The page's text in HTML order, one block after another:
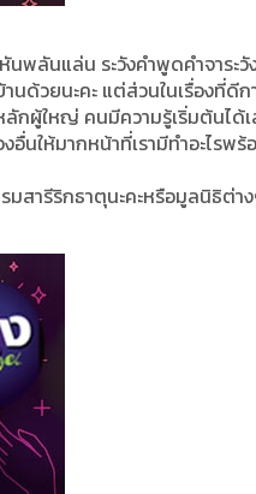
พลันแล่น ระวังคำพูดคำจาระวั
ด้วยนะคะ แต่ส่วนในเรื่องที่ดีก
ลักผู้ใหญ่ คนมีความรู้เริ่มต้นได้
นให้มากหน้าที่เรามีทำอะไรพร้
มสารีริกธาตุนะคะหรือมูลนิธิต่า